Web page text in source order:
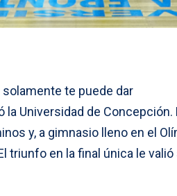
solamente te puede dar
la Universidad de
y, a gimnasio lleno en el
triunfo en la final única le